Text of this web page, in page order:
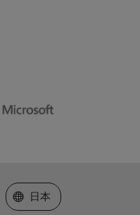
Web サイトの選択
日本